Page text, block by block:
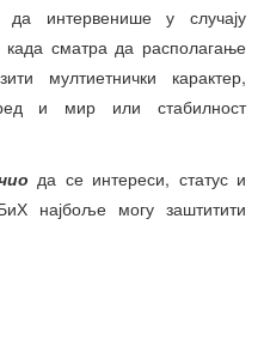
да интервенише у случају
сматра да располагање
мултиетнички карактер,
и мир или стабилност
да се интереси, статус и
најбоље могу заштитити